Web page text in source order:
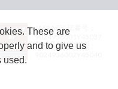
JASRAC許諾番号：
9024936001Y45037
JASRAC許諾番号：
These are
and to give us
used.